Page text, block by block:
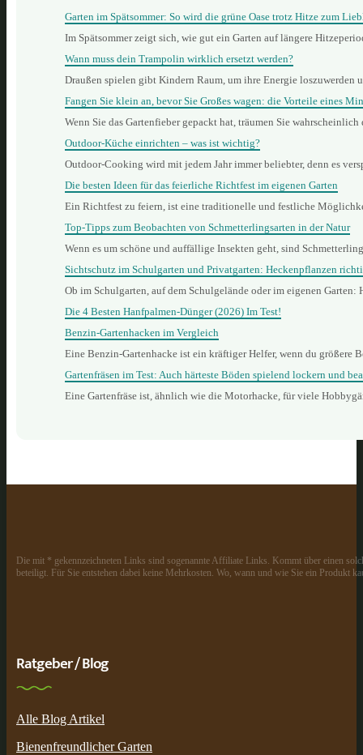
Garten im Spätsommer: So wird die grüne Oase trotz Hitze zum
Im Spätsommer zeigt sich, wie gut ein Garten auf längere
Wann muss dein Trampolin wirklich ersetzt werden?
Draußen spielen gibt Kindern Raum, um ihre Energie
Fangen Sie klein an, bevor Sie Großes wagen: die Vorteile eines
Wenn Sie das Gartenfieber gepackt hat, träumen Sie
Outdoor-Küche einrichten – was ist wichtig?
Outdoor-Cooking wird mit jedem Jahr immer beliebter, denn es
Die besten Ideen für das feierliche Richtfest im eigenen Garten
Ein Richtfest zu feiern, ist eine traditionelle und festliche
Top-Tipps zum Beobachten von Schmetterlingsarten in der Natur
Wenn es um schöne und auffällige Insekten geht, sind
Sichtschutz im Schulgarten und Privatgarten: Heckenpflanzen
Ob im Schulgarten, auf dem Schulgelände oder im eigenen
Die 4 Besten Hanfpalmen-Dünger (2026) Im Test!
Benzin‑Gartenhacken im Vergleich
Eine Benzin‑Gartenhacke ist ein kräftiger Helfer, wenn du
Gartenfräsen im Test: Auch härteste Böden spielend lockern und
Eine Gartenfräse ist, ähnlich wie die Motorhacke, für viele
Die mit * gekennzeichneten Links sind sogenannte Affiliate Links. Kommt über einen
beteiligt. Für Sie entstehen dabei keine Mehrkosten. Wo, wann und wie Sie ein Produkt
Ratgeber / Blog
Alle Blog Artikel
Bienenfreundlicher Garten